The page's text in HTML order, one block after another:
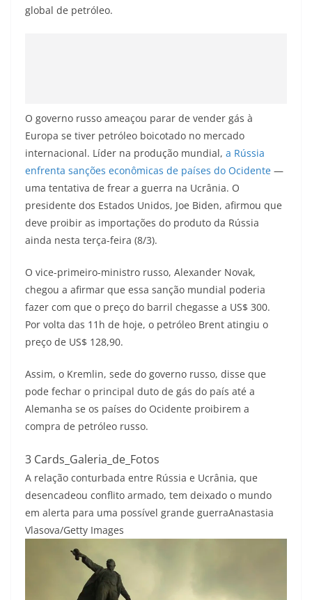
global de petróleo.
O governo russo ameaçou parar de vender gás à
Europa se tiver petróleo boicotado no mercado
internacional. Líder na produção mundial, a Rússia
enfrenta sanções econômicas de países do Ocidente —
uma tentativa de frear a guerra na Ucrânia. O
presidente dos Estados Unidos, Joe Biden, afirmou que
deve proibir as importações do produto da Rússia
ainda nesta terça-feira (8/3).
O vice-primeiro-ministro russo, Alexander Novak,
chegou a afirmar que essa sanção mundial poderia
fazer com que o preço do barril chegasse a US$ 300.
Por volta das 11h de hoje, o petróleo Brent atingiu o
preço de US$ 128,90.
Assim, o Kremlin, sede do governo russo, disse que
pode fechar o principal duto de gás do país até a
Alemanha se os países do Ocidente proibirem a
compra de petróleo russo.
3 Cards_Galeria_de_Fotos
A relação conturbada entre Rússia e Ucrânia, que
desencadeou conflito armado, tem deixado o mundo
em alerta para uma possível grande guerraAnastasia
Vlasova/Getty Images